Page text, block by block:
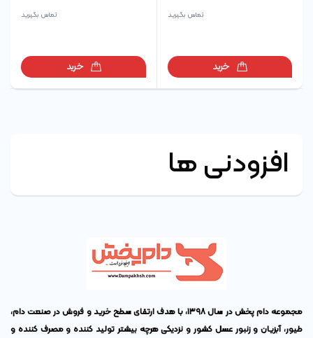
تماس بگیرید
خرید
تماس بگیرید
خرید
افزودنی ها
مجموعه دام پخش در سال ۱۳۹۸، با هدف ارتقای سطح خرید و فروش در صنعت دام،
طیور، آبزیان و زنبور عسل کشور و نزدیکی هرچه بیشتر تولید کننده و مصرف کننده و